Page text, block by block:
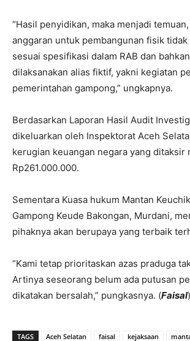
“Hasil penyidikan, maka menjadi
anggaran untuk pembangunan fisik tidak
sesuai spesifikasi dalam RAB dan
dilaksanakan alias fiktif, yakni kegiatan
pemerintahan gampong,” ungkapnya.
Berdasarkan Laporan Hasil Audit
dikeluarkan oleh Inspektorat Aceh
kerugian keuangan negara yang ditaksir
Rp261.000.000.
Sementara Kuasa hukum Mantan
Gampong Keude Bakongan, Murdani,
pihaknya akan berupaya yang terbaik
“Kami tetap prioritaskan azas praduga
Artinya seseorang belum ada putusan
dikatakan bersalah,” pungkasnya. (Faisal)
TAGS Aceh Selatan faisal kejaksaan